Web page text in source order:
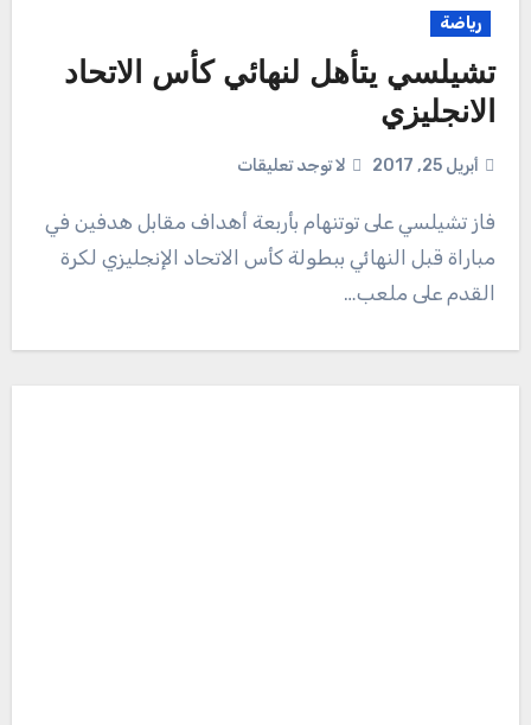
رياضة
تشيلسي يتأهل لنهائي كأس الاتحاد
الانجليزي
أبريل 25, 2017 لا توجد تعليقات
فاز تشيلسي على توتنهام بأربعة أهداف مقابل هدفين في
مباراة قبل النهائي ببطولة كأس الاتحاد الإنجليزي لكرة
القدم على ملعب…